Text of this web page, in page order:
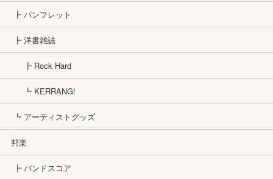
┣ パンフレット
┣ 洋書雑誌
┣ Rock Hard
┗ KERRANG!
┗ アーティストグッズ
邦楽
┣ バンドスコア